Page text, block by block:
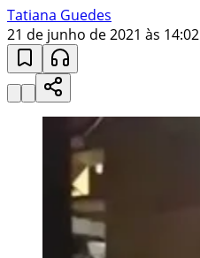
Tatiana Guedes
21 de junho de 2021 às 14:02